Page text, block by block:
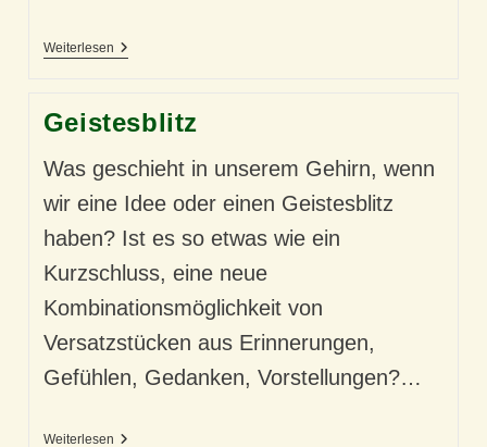
WeiterlesenAls
Anfing,
‚Grenzen
Überwinden‘
Geistesblitz
Was geschieht in unserem Gehirn, wenn
wir eine Idee oder einen Geistesblitz
haben? Ist es so etwas wie ein
Kurzschluss, eine neue
Kombinationsmöglichkeit von
Versatzstücken aus Erinnerungen,
Gefühlen, Gedanken, Vorstellungen?…
WeiterlesenGeistesblitz